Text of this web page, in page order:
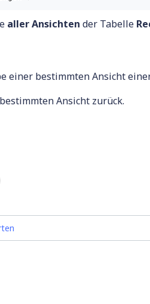
aller Ansichten der Tabelle
einer bestimmten Ansicht
Ansicht zurück.